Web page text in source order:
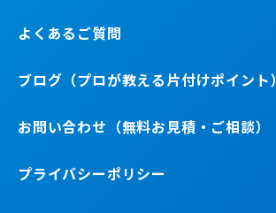
よくあるご質問
ブログ（プロが教える片付けポイント）
お問い合わせ（無料お見積・ご相談）
プライバシーポリシー